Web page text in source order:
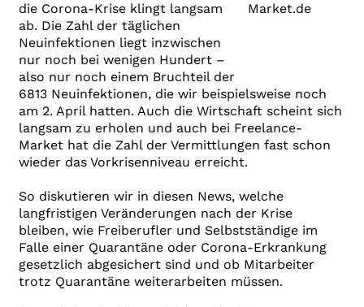
die Corona-Krise klingt langsam
ab. Die Zahl der täglichen
Neuinfektionen liegt inzwischen
nur noch bei wenigen Hundert –
also nur noch einem Bruchteil der
6813 Neuinfektionen, die wir beispielsweise noch
am 2. April hatten. Auch die Wirtschaft scheint sich
langsam zu erholen und auch bei Freelance-
Market hat die Zahl der Vermittlungen fast schon
wieder das Vorkrisenniveau erreicht.
So diskutieren wir in diesen News, welche
langfristigen Veränderungen nach der Krise
bleiben, wie Freiberufler und Selbstständige im
Falle einer Quarantäne oder Corona-Erkrankung
gesetzlich abgesichert sind und ob Mitarbeiter
trotz Quarantäne weiterarbeiten müssen.